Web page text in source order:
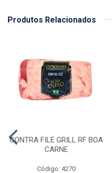
Produtos Relacionados
CONTRA FILE GRILL RF BOA
CARNE
Código: 4270